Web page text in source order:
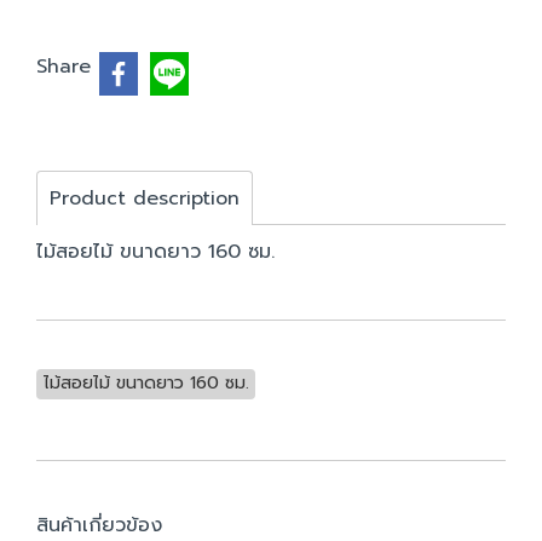
Share
Product description
ไม้สอยไม้ ขนาดยาว 160 ซม.
ไม้สอยไม้ ขนาดยาว 160 ซม.
สินค้าเกี่ยวข้อง